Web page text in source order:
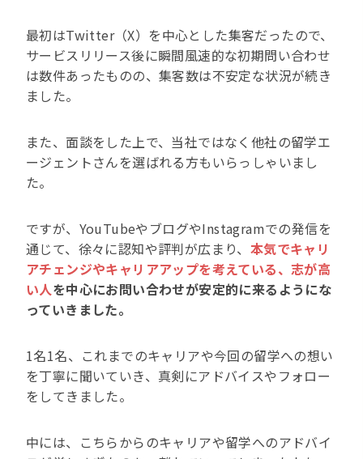
最初はTwitter（X）を中心とした集客だったので、
サービスリリース後に瞬間風速的な初期問い合わせ
は数件あったものの、集客数は不安定な状況が続き
ました。
また、面談をした上で、当社ではなく他社の留学エ
ージェントさんを選ばれる方もいらっしゃいまし
た。
ですが、YouTubeやブログやInstagramでの発信を
通じて、徐々に認知や評判が広まり、 本気でキャリ
アチェンジやキャリアアップを考えている、志が高
い人を中心にお問い合わせが安定的に来るようにな
っていきました。
1名1名、これまでのキャリアや今回の留学への想い
を丁寧に聞いていき、真剣にアドバイスやフォロー
をしてきました。
中には、こちらからのキャリアや留学へのアドバイ